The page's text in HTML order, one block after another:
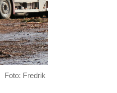
Foto: Fredrik